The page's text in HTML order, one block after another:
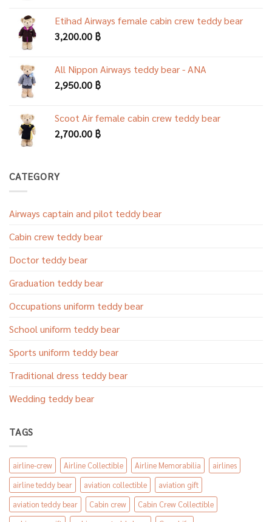
Etihad Airways female cabin crew teddy bear
3,200.00 ฿
All Nippon Airways teddy bear - ANA
2,950.00 ฿
Scoot Air female cabin crew teddy bear
2,700.00 ฿
CATEGORY
Airways captain and pilot teddy bear
Cabin crew teddy bear
Doctor teddy bear
Graduation teddy bear
Occupations uniform teddy bear
School uniform teddy bear
Sports uniform teddy bear
Traditional dress teddy bear
Wedding teddy bear
TAGS
airline-crew Airline Collectible Airline Memorabilia
airlines
airline teddy bear
aviation collectible
aviation gift
aviation teddy bear
Cabin crew
Cabin Crew Collectible